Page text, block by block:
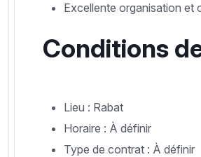
Excellente organisation et
Conditions
Lieu : Rabat
Horaire : À définir
Type de contrat : À définir